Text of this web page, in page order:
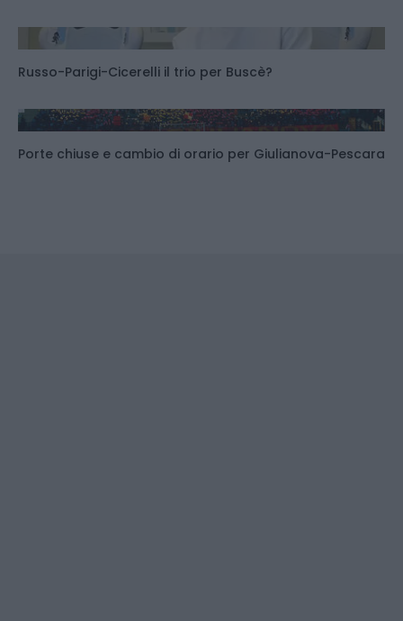
Russo-Parigi-Cicerelli il trio per Buscè?
Porte chiuse e cambio di orario per Giulianova-Pescara